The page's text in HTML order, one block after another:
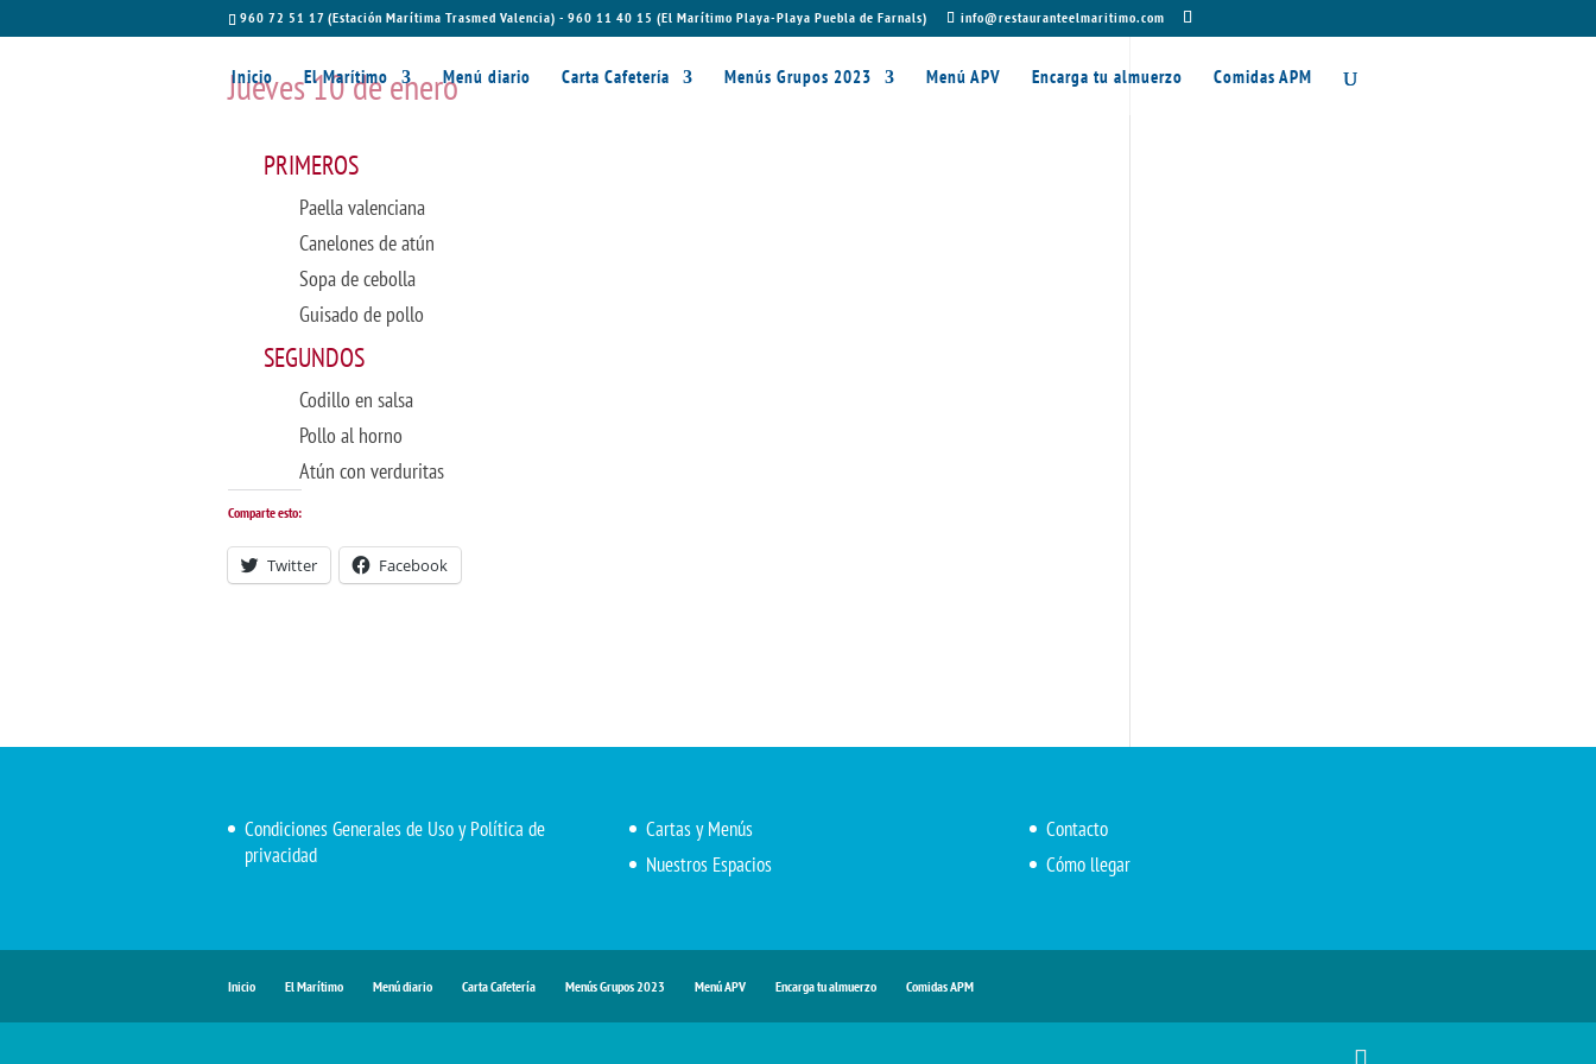
960 72 51 17 (Estación Marítima Trasmed Valencia) - 960 11 40 15 (El Marítimo Playa-Playa Puebla de Farnals) info@restauranteelmaritimo.com
Inicio El Marítimo Menú diario Carta Cafetería Menús Grupos 2023 Menú APV Encarga tu almuerzo Comidas APM
Jueves 10 de enero
PRIMEROS
Paella valenciana
Canelones de atún
Sopa de cebolla
Guisado de pollo
SEGUNDOS
Codillo en salsa
Pollo al horno
Atún con verduritas
Comparte esto:
Twitter Facebook
Condiciones Generales de Uso y Política de
privacidad
Cartas y Menús
Nuestros Espacios
Contacto
Cómo llegar
Inicio El Marítimo Menú diario Carta Cafetería Menús Grupos 2023 Menú APV Encarga tu almuerzo Comidas APM